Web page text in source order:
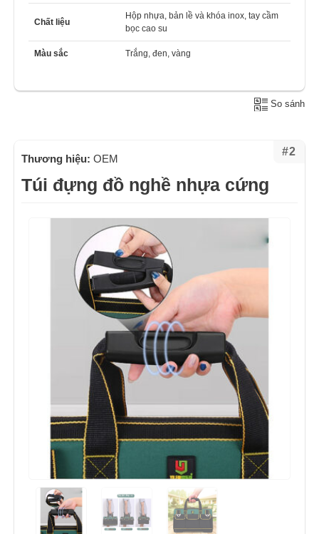
Chất liệu
Hộp nhựa, bản lề và khóa inox, tay cầm
bọc cao su
Màu sắc Trắng, đen, vàng
So sánh
#2
Thương hiệu: OEM
Túi đựng đồ nghề nhựa cứng